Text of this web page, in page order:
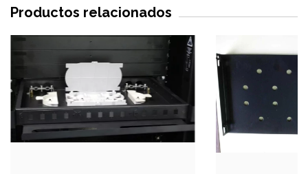
Productos relacionados